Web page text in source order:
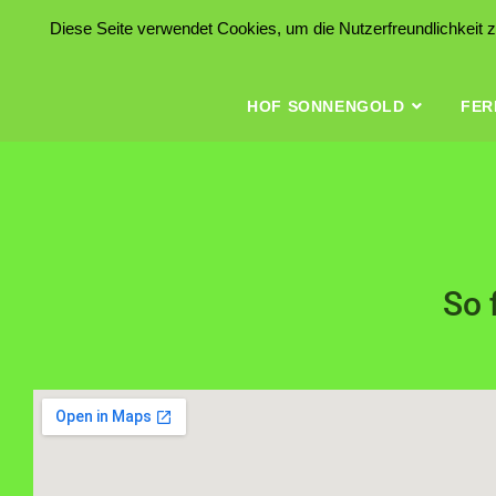
Hof Sonnengold
HOF SONNENGOLD
So
Diese Seite verwendet Cookies, um die